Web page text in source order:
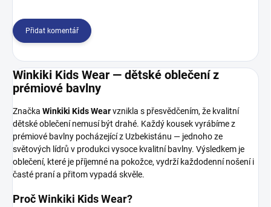
Přidat komentář
Winkiki Kids Wear — dětské oblečení z
prémiové bavlny
Značka Winkiki Kids Wearvznikla s přesvědčením, že kvalitní
dětské oblečení nemusí být drahé. Každý kousek vyrábíme z
prémiové bavlny pocházející z Uzbekistánu — jednoho ze
světových lídrů v produkci vysoce kvalitní bavlny. Výsledkem je
oblečení, které je příjemné na pokožce, vydrží každodenní nošení i
časté praní a přitom vypadá skvěle.
Proč Winkiki Kids Wear?